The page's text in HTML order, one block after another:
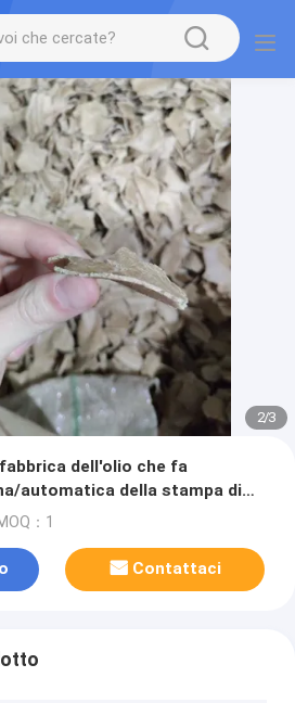
2/3
dell'olio che fa
automatica della stampa di
：1
Contattaci